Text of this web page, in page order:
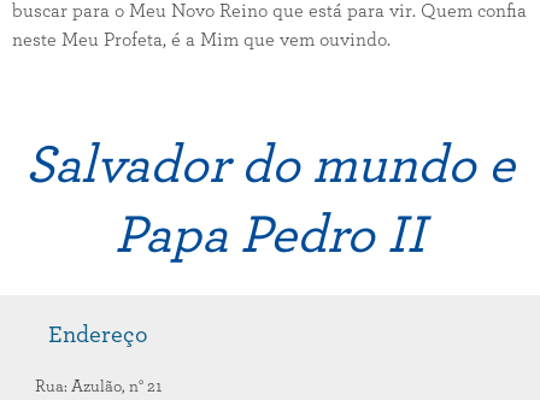
buscar para o Meu Novo Reino que está para vir. Quem confia
neste Meu Profeta, é a Mim que vem ouvindo.
Salvador do mundo e
Papa Pedro II
Endereço
Rua: Azulão, n° 21